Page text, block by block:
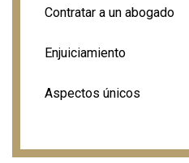
Contratar a un abogado
Enjuiciamiento
Aspectos únicos